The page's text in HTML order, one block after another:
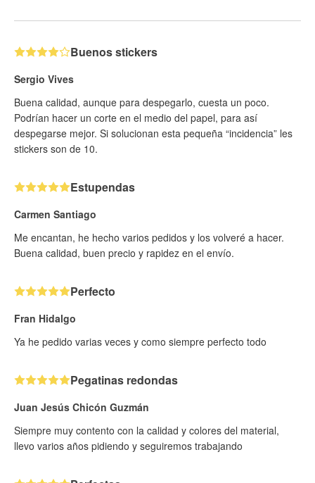
Buenos stickers
Sergio Vives
Buena calidad, aunque para despegarlo, cuesta un poco.
Podrían hacer un corte en el medio del papel, para así
despegarse mejor. Si solucionan esta pequeña “incidencia” les
stickers son de 10.
Estupendas
Carmen Santiago
Me encantan, he hecho varios pedidos y los volveré a hacer.
Buena calidad, buen precio y rapidez en el envío.
Perfecto
Fran Hidalgo
Ya he pedido varias veces y como siempre perfecto todo
Pegatinas redondas
Juan Jesús Chicón Guzmán
Siempre muy contento con la calidad y colores del material,
llevo varios años pidiendo y seguiremos trabajando